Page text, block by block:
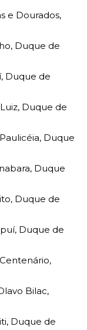
e Dourados,
Duque de
Duque de
Duque de
Duque
Duque
Duque de
Duque de
Bilac,
Duque de